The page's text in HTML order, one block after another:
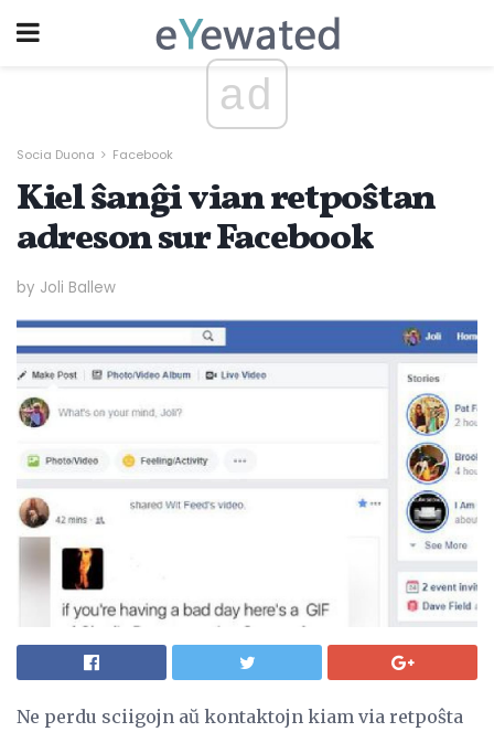
ad
Socia Duona Facebook
Kiel ŝanĝi vian retpoŝtan
adreson sur Facebook
by Joli Ballew
Ne perdu sciigojn aŭ kontaktojn kiam via retpoŝta